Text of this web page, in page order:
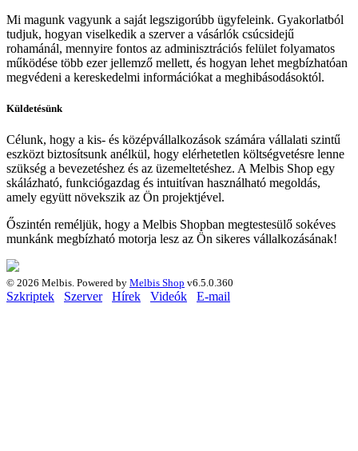
Mi magunk vagyunk a saját legszigorúbb ügyfeleink. Gyakorlatból
tudjuk, hogyan viselkedik a szerver a vásárlók csúcsidejű
rohamánál, mennyire fontos az adminisztrációs felület folyamatos
működése több ezer jellemző mellett, és hogyan lehet megbízhatóan
megvédeni a kereskedelmi információkat a meghibásodásoktól.
Küldetésünk
Célunk, hogy a kis- és középvállalkozások számára vállalati szintű
eszközt biztosítsunk anélkül, hogy elérhetetlen költségvetésre lenne
szükség a bevezetéshez és az üzemeltetéshez. A Melbis Shop egy
skálázható, funkciógazdag és intuitívan használható megoldás,
amely együtt növekszik az Ön projektjével.
Őszintén reméljük, hogy a Melbis Shopban megtestesülő sokéves
munkánk megbízható motorja lesz az Ön sikeres vállalkozásának!
© 2026 Melbis. Powered by Melbis Shop v6.5.0.360
Szkriptek Szerver Hírek Videók E-mail